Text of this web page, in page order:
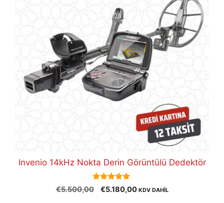
Invenio 14kHz Nokta Derin Görüntülü Dedektör
5.00
out of 5
€5.500,00
Orijinal
€5.180,00Şu
KDV DAHİL